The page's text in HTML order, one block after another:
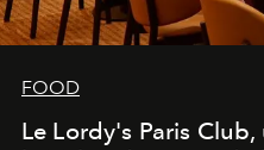
FOOD
Le Lordy's Paris